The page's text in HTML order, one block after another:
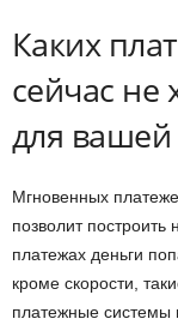
Каких
сейчас не
для
Мгновенных
позволит
платежах деньги
кроме скорости,
платежные системы